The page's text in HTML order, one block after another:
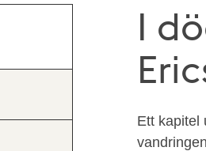
I
Ett kapitel